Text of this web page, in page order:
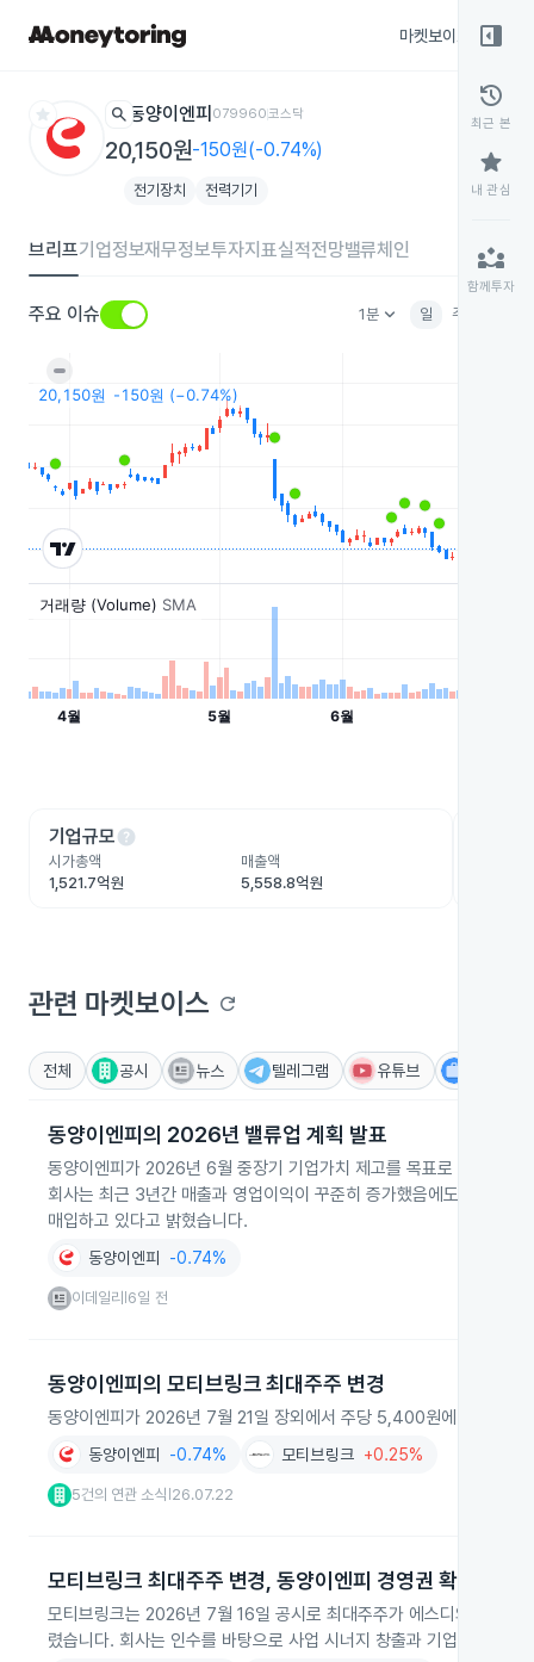
마켓보이스
star search 동양이엔피 079960코스닥
20,150원-150원(-0.74%)
전기장치 전력기기
브리프기업정보재무정보투자지표실적전망밸류체인
주요 이슈 1분keyboard_arrow_down 일 주
기업규모help
시가총액
1,521.7억원
매출액
5,558.8억원
관련 마켓보이스 refresh
전체 공시 뉴스 텔레그램 유튜브
동양이엔피의 2026년 밸류업 계획 발표
동양이엔피가 2026년 6월 중장기 기업가치 제고를 목표로 밸류업 계
회사는 최근 3년간 매출과 영업이익이 꾸준히 증가했음에도 주가 하
매입하고 있다고 밝혔습니다.
동양이엔피 -0.74%
이데일리 6일 전
동양이엔피의 모티브링크 최대주주 변경
동양이엔피가 2026년 7월 21일 장외에서 주당 5,400원에 모티브링
동양이엔피 -0.74% 모티브링크 +0.25%
5건의 연관 소식 26.07.22
모티브링크 최대주주 변경, 동양이엔피 경영권 확보
모티브링크는 2026년 7월 16일 공시로 최대주주가 에스디와이에서
렸습니다. 회사는 인수를 바탕으로 사업 시너지 창출과 기업가치 제
right_panel_open
history
최근 본
star
내 관심
partner_exchange
함께투자